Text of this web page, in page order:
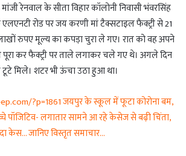
रेनवाल के सीता विहार कॉलोनी निवासी भंवरसिंह
एलएनटी रोड पर जय करणी मां टैक्सटाइल फैक्ट्री से 21
रुपए मूल्य का कपड़ा चुरा ले गए। रात को वह अपने
पूरा कर फैक्ट्री पर ताले लगाकर चले गए थे। अगले दिन
टूटे मिले। शटर भी ऊंचा उठा हुआ था।
?p=1861 जयपुर के स्कूल में फूटा कोरोना बम,
पॉजिटिव- लगातार सामने आ रहे केसेज से बढ़ी चिंता,
केस… जानिए विस्तृत समाचार…